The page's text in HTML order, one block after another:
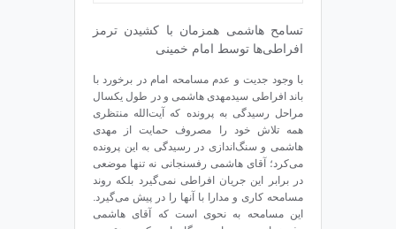
تسامح هاشمی همزمان با کشیدن ترمز
افراطی‌ها توسط امام خمینی
با وجود جدیت و عدم مسامحه امام در برخورد با
باند افراطی سیدمهدی هاشمی و در طول یکسال
مراحل رسیدگی به پرونده که ‌آیت‌الله منتظری
همه تلاش خود را مصروف حمایت از مهدی
هاشمی و سنگ‌اندازی در رسیدگی به این پرونده
می‌کرد؛ آقای هاشمی رفسنجانی نه تنها موضعی
در برابر این جریان افراطی نمی‌گیرد بلکه روند
مسامحه کاری و مدارا با آنها را در پیش می‌گیرد.
این مسامحه به نحوی است که آقای هاشمی